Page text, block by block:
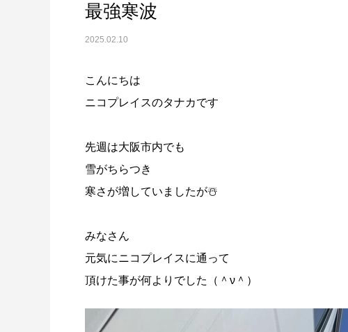
最強寒波
2025.02.10
こんにちは
ニコプレイスのタナカです
先週は大阪市内でも
雪がちらつき
寒さが増していましたが☃️
みなさん
元気にニコプレイスに通って
頂けた事が何よりでした（＾ν＾）